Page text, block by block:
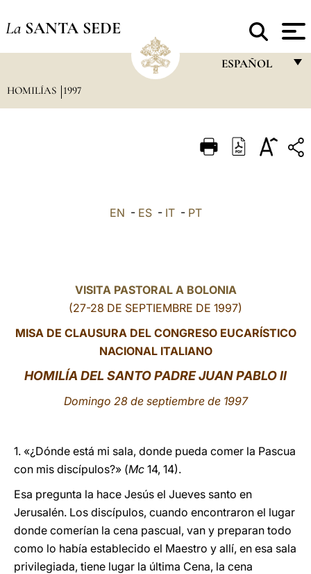
La SANTA SEDE
ESPAÑOL
ITALIANO
中文
LATINE
HOMILÍAS 1997
EN - ES- IT- PT
VISITA PASTORAL A BOLONIA
(27-28 DE SEPTIEMBRE DE 1997)
MISA DE CLAUSURA DEL CONGRESO EUCARÍSTICO
NACIONAL ITALIANO
HOMILÍA DEL SANTO PADRE JUAN PABLO II
Domingo 28 de septiembre de 1997
1. «¿Dónde está mi sala, donde pueda comer la Pascua
con mis discípulos?» (Mc 14, 14).
Esa pregunta la hace Jesús el Jueves santo en
Jerusalén. Los discípulos, cuando encontraron el lugar
donde comerían la cena pascual, van y preparan todo
como lo había establecido el Maestro y allí, en esa sala
privilegiada, tiene lugar la última Cena, la cena